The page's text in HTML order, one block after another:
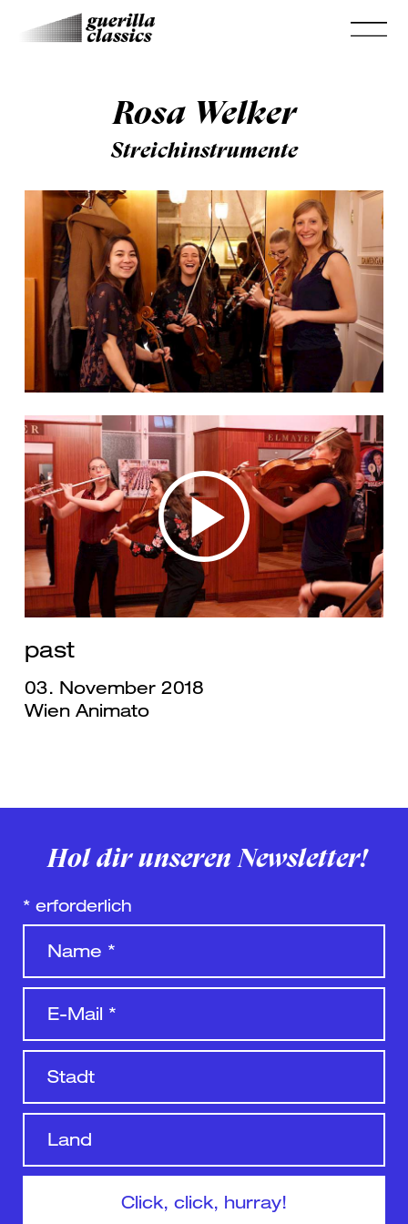
Rosa Welker
Streichinstrumente
past
03. November 2018
Wien Animato
Hol dir unseren Newsletter!
* erforderlich